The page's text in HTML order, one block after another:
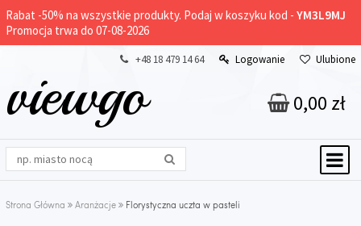
Rabat -50% na wszystkie produkty. Podaj w koszyku kod - YM3L9MJ
Promocja trwa do 07-08-2026
+48 18 479 14 64 Logowanie Ulubione
viewgo 0,00 zł
Strona Główna Aranżacje Florystyczna uczta w pasteli